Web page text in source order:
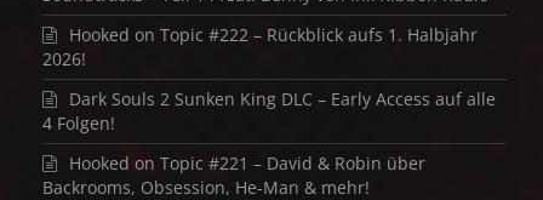
Hooked on Topic #222 – Rückblick aufs 1. Halbjahr
2026!
Dark Souls 2 Sunken King DLC – Early Access auf alle
4 Folgen!
Hooked on Topic #221 – David & Robin über
Backrooms, Obsession, He-Man & mehr!